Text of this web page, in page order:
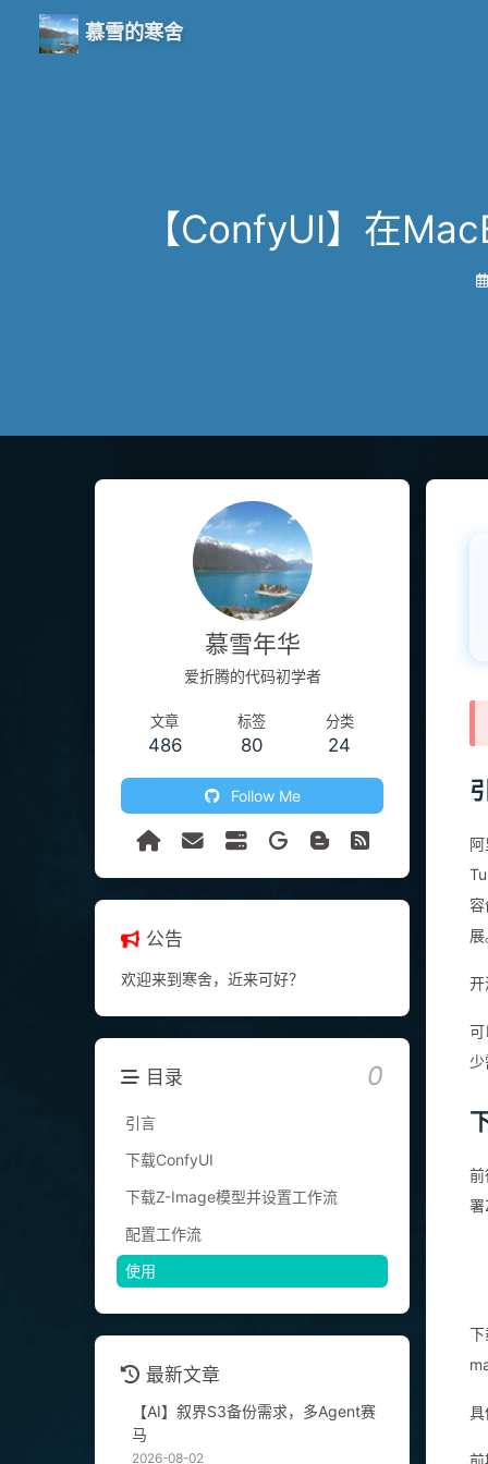
慕雪的寒舍
【ConfyUI】在
开
具
前
慕雪年华
爱折腾的代码初学者
文章
486
标签
80
分类
24
Follow Me
公告
欢迎来到寒舍，近来可好？
目录 0
引言
下载ConfyUI
下载Z-Image模型并设置工作流
配置工作流
使用
最新文章
【AI】叙界S3备份需求，多Agent赛
马
2026-08-02